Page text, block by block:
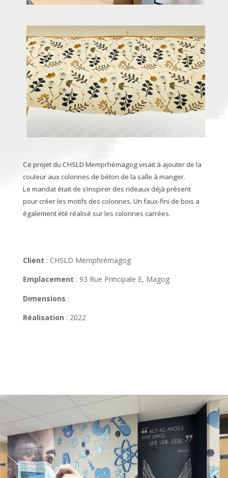
Ce projet du CHSLD Memprhémagog visait à ajouter de la
couleur aux colonnes de béton de la salle à manger.
Le mandat était de s’inspirer des rideaux déjà présent
pour créer les motifs des colonnes. Un faux-fini de bois a
également été réalisé sur les colonnes carrées.
Client : CHSLD Memphrémagog
Emplacement : 93 Rue Principale E, Magog
Dimensions :
Réalisation : 2022